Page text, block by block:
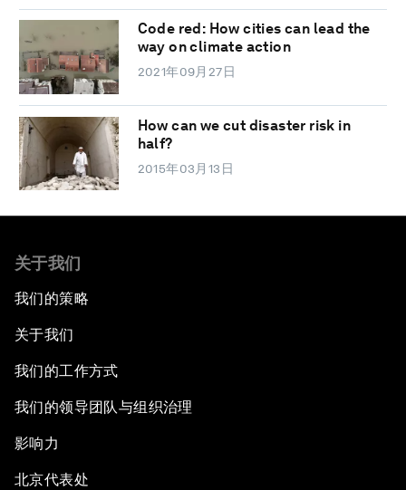
Code red: How cities can lead the
way on climate action
2021年09月27日
How can we cut disaster risk in
half?
2015年03月13日
关于我们
我们的策略
关于我们
我们的工作方式
我们的领导团队与组织治理
影响力
北京代表处